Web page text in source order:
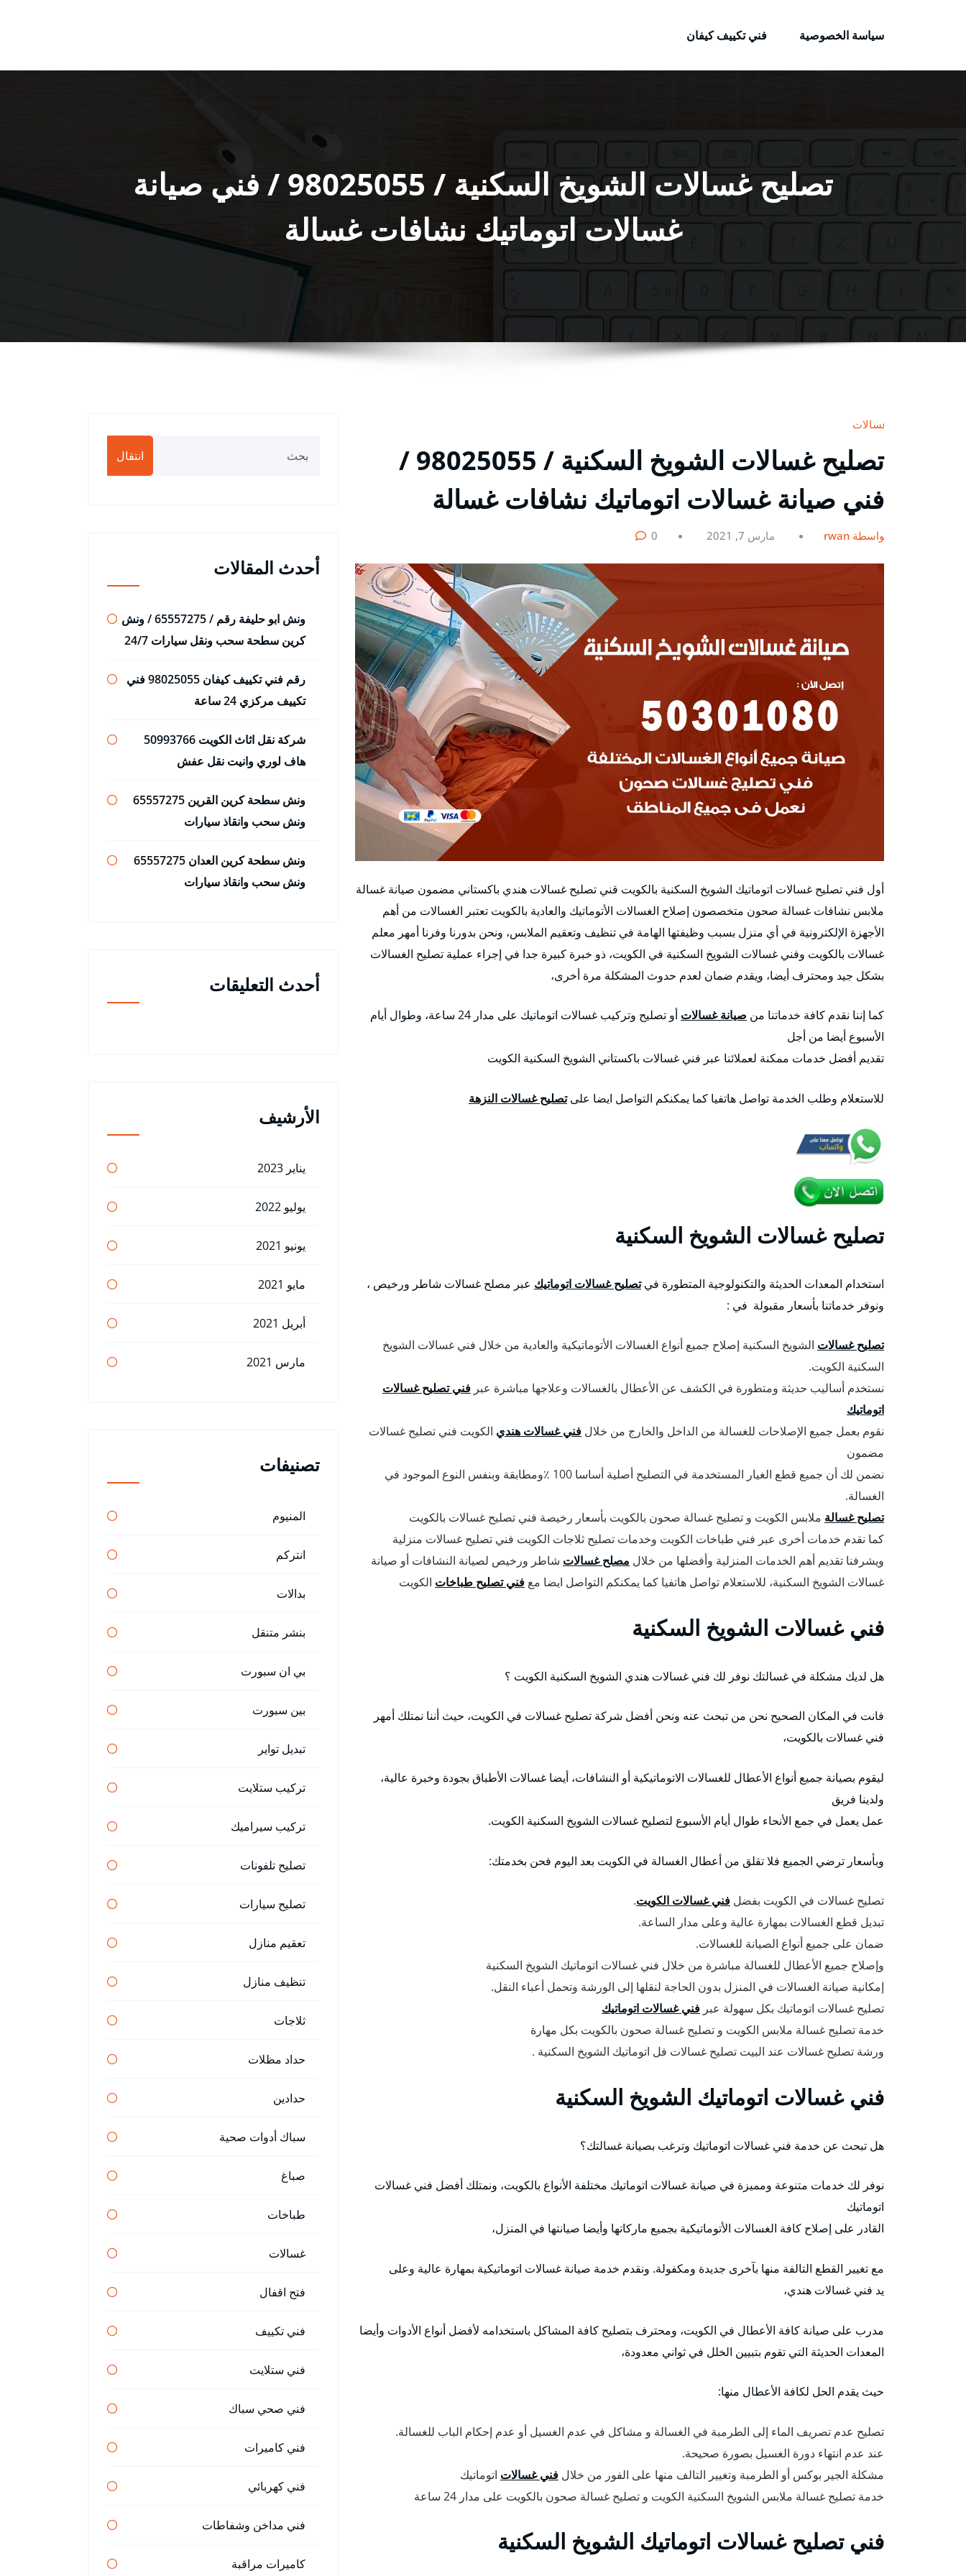
سياسة الخصوصية
فني تكييف كيفان
تصليح غسالات الشويخ السكنية / 98025055 / فني صيانة
غسالات اتوماتيك نشافات غسالة
غسالات
تصليح غسالات الشويخ السكنية / 98025055 /
فني صيانة غسالات اتوماتيك نشافات غسالة
بواسطة rwan مارس 7, 2021 0
أول فني تصليح غسالات اتوماتيك الشويخ السكنية بالكويت قني تصليح غسالات هندي باكستاني مضمون صيانة غسالة
ملابس نشافات غسالة صحون متخصصون إصلاح الغسالات الأتوماتيك والعادية بالكويت تعتبر الغسالات من أهم
الأجهزة الإلكترونية في أي منزل بسبب وظيفتها الهامة في تنظيف وتعقيم الملابس، ونحن بدورنا وفرنا أمهر معلم
غسالات بالكويت وفني غسالات الشويخ السكنية في الكويت، ذو خبرة كبيرة جدا في إجراء عملية تصليح الغسالات
بشكل جيد ومحترف أيضا، ويقدم ضمان لعدم حدوث المشكلة مرة أخرى،
كما إننا نقدم كافة خدماتنا من صيانة غسالات
أو تصليح وتركيب غسالات اتوماتيك على مدار 24 ساعة، وطوال أيام
الأسبوع أيضا من أجل
تقديم أفضل خدمات ممكنة لعملائنا عبر فني غسالات باكستاني الشويخ السكنية الكويت
للاستعلام وطلب الخدمة تواصل هاتفيا كما يمكنكم التواصل ايضا علىتصليح غسالات النزهة
تصليح غسالات الشويخ السكنية
استخدام المعدات الحديثة والتكنولوجية المتطورة فيتصليح غسالات اتوماتيك عبر مصلح غسالات شاطر ورخيص ،
ونوفر خدماتنا بأسعار مقبولة في :
تصليح غسالات الشويخ السكنية إصلاح جميع أنواع الغسالات الأتوماتيكية والعادية من خلال فني غسالات الشويخ
السكنية الكويت.
نستخدم أساليب حديثة ومتطورة في الكشف عن الأعطال بالغسالات وعلاجها مباشرة عبر فني تصليح غسالات
اتوماتيك
نقوم بعمل جميع الإصلاحات للغسالة من الداخل والخارج من خلال فني غسالات هندي الكويت فني تصليح غسالات
مضمون
نضمن لك أن جميع قطع الغيار المستخدمة في التصليح أصلية أساسا 100 ٪ومطابقة وبنفس النوع الموجود في
الغسالة.
تصليح غسالة ملابس الكويت و تصليح غسالة صحون بالكويت بأسعار رخيصة فني تصليح غسالات بالكويت
كما نقدم خدمات أخرى عبر فني طباخات الكويت وخدمات تصليح ثلاجات الكويت فني تصليح غسالات منزلية
ويشرفنا تقديم أهم الخدمات المنزلية وأفضلها من خلال مصلح غسالات شاطر ورخيص لصيانة النشافات أو صيانة
غسالات الشويخ السكنية، للاستعلام تواصل هاتفيا كما يمكنكم التواصل ايضا مع فني تصليح طباخات الكويت
فني غسالات الشويخ السكنية
هل لديك مشكلة في غسالتك نوفر لك فني غسالات هندي الشويخ السكنية الكويت ؟
فانت في المكان الصحيح نحن من تبحث عنه ونحن أفضل شركة تصليح غسالات في الكويت، حيث أننا نمتلك أمهر
فني غسالات بالكويت،
ليقوم بصيانة جميع أنواع الأعطال للغسالات الاتوماتيكية أو النشافات، أيضا غسالات الأطباق بجودة وخبرة عالية،
ولدينا فريق
عمل يعمل في جمع الأنحاء طوال أيام الأسبوع لتصليح غسالات الشويخ السكنية الكويت.
وبأسعار ترضي الجميع فلا تقلق من أعطال الغسالة في الكويت بعد اليوم فحن بخدمتك:
تصليح غسالات في الكويت بفضل فني غسالات الكويت.
تبديل قطع الغسالات بمهارة عالية وعلى مدار الساعة.
ضمان على جميع أنواع الصيانة للغسالات.
وإصلاح جميع الأعطال للغسالة مباشرة من خلال فني غسالات اتوماتيك الشويخ السكنية
إمكانية صيانة الغسالات في المنزل بدون الحاجة لنقلها إلى الورشة وتحمل أعباء النقل.
تصليح غسالات اتوماتيك بكل سهولة عبر فني غسالات اتوماتيك
خدمة تصليح غسالة ملابس الكويت و تصليح غسالة صحون بالكويت بكل مهارة
ورشة تصليح غسالات عند البيت تصليح غسالات فل اتوماتيك الشويخ السكنية .
فني غسالات اتوماتيك الشويخ السكنية
هل تبحث عن خدمة فني غسالات اتوماتيك وترغب بصيانة غسالتك؟
نوفر لك خدمات متنوعة ومميزة في صيانة غسالات اتوماتيك مختلفة الأنواع بالكويت، ونمتلك أفضل فني غسالات
اتوماتيك
القادر على إصلاح كافة الغسالات الأتوماتيكية بجميع ماركاتها وأيضا صيانتها في المنزل،
مع تغيير القطع التالفة منها بآخرى جديدة ومكفولة. ونقدم خدمة صيانة غسالات اتوماتيكية بمهارة عالية وعلى
يد فني غسالات هندي،
مدرب على صيانة كافة الأعطال في الكويت، ومحترف بتصليح كافة المشاكل باستخدامه لأفضل أنواع الأدوات وأيضا
المعدات الحديثة التي تقوم بتبيين الخلل في ثواني معدودة،
حيث يقدم الحل لكافة الأعطال منها:
تصليح عدم تصريف الماء إلى الطرمبة في الغسالة و مشاكل في عدم الغسيل أو عدم إحكام الباب للغسالة.
عند عدم انتهاء دورة الغسيل بصورة صحيحة.
مشكلة الجير بوكس أو الطرمبة وتغيير التالف منها على الفور من خلال فني غسالات اتوماتيك
خدمة تصليح غسالة ملابس الشويخ السكنية الكويت و تصليح غسالة صحون بالكويت على مدار 24 ساعة
فني تصليح غسالات اتوماتيك الشويخ السكنية
انتقال
أحدث المقالات
ونش ابو حليفة رقم / 65557275 / ونش
كرين سطحة سحب ونقل سيارات 24/7
رقم فني تكييف كيفان 98025055 فني
تكييف مركزي 24 ساعة
شركة نقل اثاث الكويت 50993766
هاف لوري وانيت نقل عفش
ونش سطحة كرين القرين 65557275
ونش سحب وانقاذ سيارات
ونش سطحة كرين العدان 65557275
ونش سحب وانقاذ سيارات
أحدث التعليقات
الأرشيف
يناير 2023
يوليو 2022
يونيو 2021
مايو 2021
أبريل 2021
مارس 2021
تصنيفات
المنيوم
انتركم
بدالات
بنشر متنقل
بي ان سبورت
بين سبورت
تبديل تواير
تركيب ستلايت
تركيب سيراميك
تصليح تلفونات
تصليح سيارات
تعقيم منازل
تنظيف منازل
ثلاجات
حداد مظلات
حدادين
سباك أدوات صحية
صباغ
طباخات
غسالات
فتح اقفال
فني تكييف
فني ستلايت
فني صحي سباك
فني كاميرات
فني كهربائي
فني مداخن وشفاطات
كاميرات مراقبة